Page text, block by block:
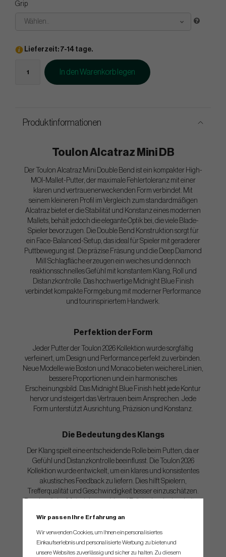
Grip
Wählen..
Lieferzeit: 7-14 tage.
In den Warenkorb legen
Produktinformationen
Toulon Alcatraz Mini DB
Der Toulon Alcatraz Mini Double Bend ist ein kompakter High-
MOI-Mallet-Putter, der maximale Fehlertoleranz mit einer
klaren und vertrauenerweckenden Form verbindet. Mit
seinem kleineren Profil im Vergleich zum standardmäßigen
Alcatraz bietet er die Stabilität und Konstanz eines modernen
Mallets, behält jedoch die elegante Optik bei, die viele Blade-
Spieler bevorzugen. Die Double Bend Konstruktion sorgt für
ein Face-Balanced-Setup, das ideal für Spieler mit geraderer
Puttbewegung ist. Die präzise Fräsung und die Deep Diamond
Mill Schlagfläche erzeugen ein weiches und dennoch
reaktionsschnelles Gefühl mit konstantem Klang, Roll und
Distanzkontrolle. Das hochwertige Midnight Blue Finish
verbindet kompakte Formgebung mit moderner Performance
und tourinspiriertem Handwerk.
Perfektion der Form
Jeder Putter der Toulon 2026 Kollektion wurde sorgfältig
verfeinert, um Design und Performance perfekt zu verbinden.
Neue Modelle wie Boston und Monaco bieten weichere Linien,
bessere Proportionen und ein harmonisches
Erscheinungsbild. Das Midnight Blue Finish hebt jede Kontur
hervor und steigert das Vertrauen beim Ansprechen. Jede
Form unterstützt Ausrichtung, Präzision und Konstanz.
Die Bedeutung des Klangs
Der Klang spielt eine entscheidende Rolle beim Putten, da er
Gefühl und Distanzkontrolle beeinflusst. Die Toulon 2026
Kollektion wurde entwickelt, um ein klares und konsistentes
akustisches Feedback zu liefern. Dies hilft Spielern,
Trefferqualität und Geschwindigkeit besser einzuschätzen.
Weltklasse Performance
Performance steht im Mittelpunkt der Toulon 2026 Kollektion,
Wir passen Ihre Erfahrung an
Wir verwenden Cookies, um Ihnen ein personalisiertes
Einkaufserlebnis und personalisierte Werbung zu bieten und
unsere Websites zuverlässig und sicher zu halten. Zu diesem